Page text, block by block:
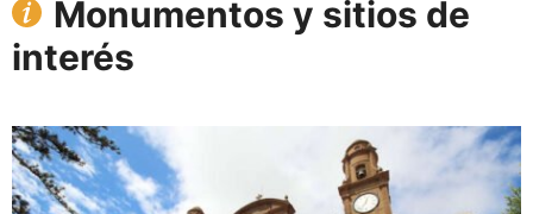
Monumentos y sitios de
interés